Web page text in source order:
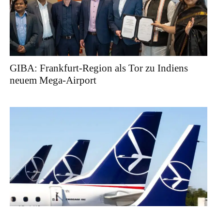
GIBA: Frankfurt-Region als Tor zu Indiens
neuem Mega-Airport